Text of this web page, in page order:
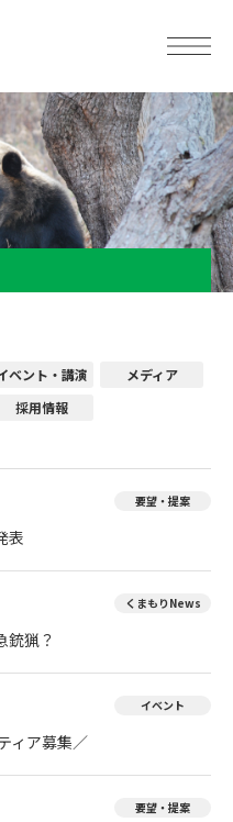
ベント・講演
メディア
採用情報
要望・提案
表
くまもりNews
銃猟？
イベント
ィア募集／
要望・提案